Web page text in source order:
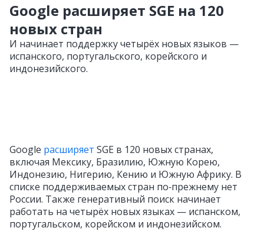
Google расширяет SGE на 120
новых стран
И начинает поддержку четырёх новых языков —
испанского, португальского, корейского и
индонезийского.
Google расширяет SGE в 120 новых странах,
включая Мексику, Бразилию, Южную Корею,
Индонезию, Нигерию, Кению и Южную Африку. В
списке поддерживаемых стран по‑прежнему нет
России. Также генеративный поиск начинает
работать на четырёх новых языках — испанском,
португальском, корейском и индонезийском.